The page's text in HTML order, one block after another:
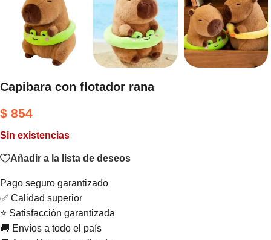
Capibara con flotador rana
$ 854
Sin existencias
Añadir a la lista de deseos
Pago seguro garantizado
✅ Calidad superior
⭐ Satisfacción garantizada
🚚 Envíos a todo el país